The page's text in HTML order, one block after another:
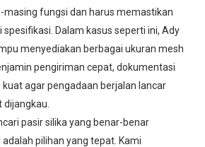
masing fungsi dan harus memastikan
Dalam kasus seperti ini, Ady
menyediakan berbagai ukuran mesh
pengiriman cepat, dokumentasi
kuat agar pengadaan berjalan lancar
pasir silika yang benar-benar
pilihan yang tepat. Kami